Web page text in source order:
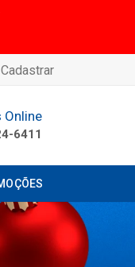
Online
6411